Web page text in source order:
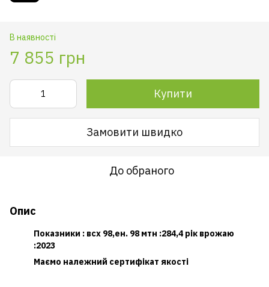
В наявності
7 855 грн
Купити
Замовити швидко
До обраного
Опис
Показники : всх 98,ен. 98 мтн :284,4 рік врожаю
:2023
Маємо належний сертифікат якості